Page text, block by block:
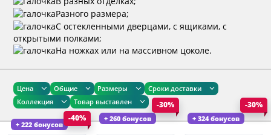
Разного размера;
С остекленными дверцами, с ящиками, с
открытыми полками;
На ножках или на массивном цоколе.
Цена Общие Размеры
Сроки доставки
Коллекция
Товар выставлен
+ 222 бонусов
-40% + 260 бонусов
-30%
+ 324 бонусов
-30%